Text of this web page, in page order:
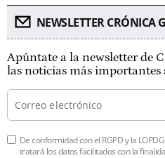
NEWSLETTER CRÓNICA
Apúntate a la newsletter de
las noticias más importantes
De conformidad con el RGPD y la
tratará los datos facilitados con la